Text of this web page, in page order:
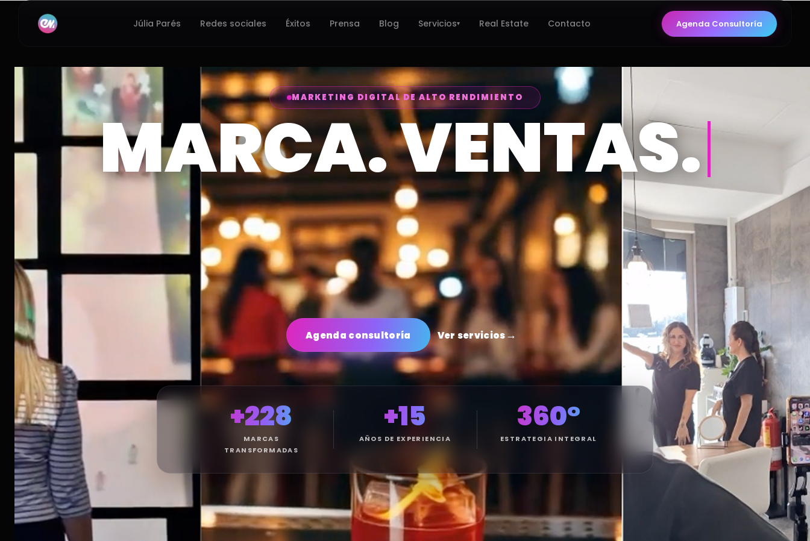
Júlia Parés Redes sociales Éxitos Prensa Blog Servicios▾ Real Estate Contacto Agenda Consultoría
MARKETING DIGITAL DE ALTO RENDIMIENTO
MARCA. VENTAS.
ÉXITO.
Estrategia que transforma negocios.
Agenda consultoría Ver servicios
+228
MARCAS
TRANSFORMADAS
+15
AÑOS DE EXPERIENCIA
360°
ESTRATEGIA INTEGRAL